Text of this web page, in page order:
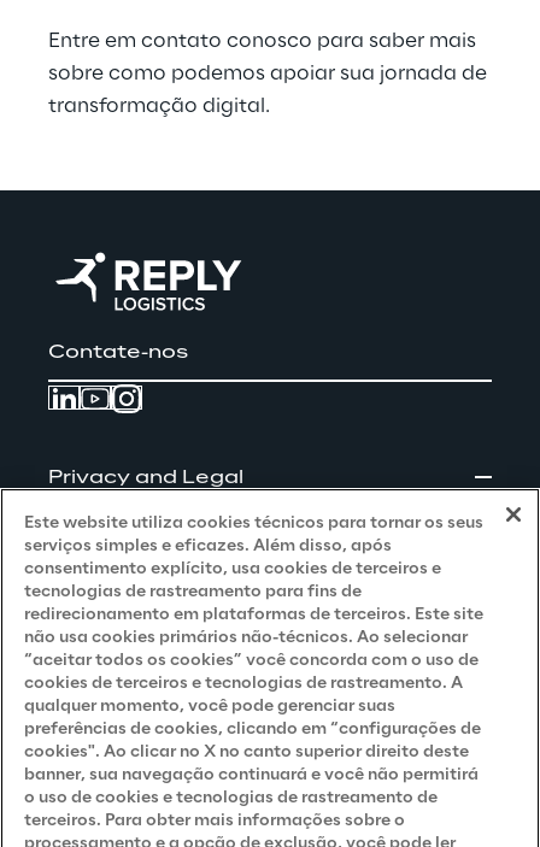
Entre em contato conosco para saber mais
sobre como podemos apoiar sua jornada de
transformação digital.
Contate-nos
Privacy and Legal
Privacy Notice(Client - LGPD)
Privacy Notice(Client - GDPR)
Privacy Notice(Supplier - LGPD)
Privacy Notice(Supplier - GDPR)
Privacy Notice(Candidate - LGPD)
Privacy Notice (Candidate - GDPR)
Privacy Notice(Marketing)
Este website utiliza cookies técnicos para tornar os seus
serviços simples e eficazes. Além disso, após
consentimento explícito, usa cookies de terceiros e
tecnologias de rastreamento para fins de
redirecionamento em plataformas de terceiros. Este site
não usa cookies primários não-técnicos. Ao selecionar
“aceitar todos os cookies” você concorda com o uso de
cookies de terceiros e tecnologias de rastreamento. A
qualquer momento, você pode gerenciar suas
preferências de cookies, clicando em “configurações de
cookies". Ao clicar no X no canto superior direito deste
banner, sua navegação continuará e você não permitirá
o uso de cookies e tecnologias de rastreamento de
terceiros. Para obter mais informações sobre o